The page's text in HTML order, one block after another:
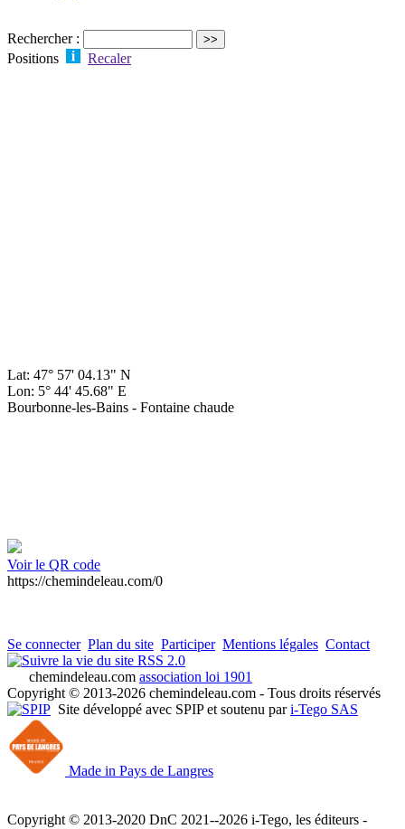
Rechercher :
Positions
Recaler
Lat: 47° 57' 04.13" N
Lon: 5° 44' 45.68" E
Bourbonne-les-Bains - Fontaine chaude
Voir le QR code
https://chemindeleau.com/0
Se connecter Plan du site Participer Mentions légales Contact
RSS 2.0
chemindeleau.com association loi 1901
Copyright © 2013-2026 chemindeleau.com - Tous droits réservés
Site développé avec SPIP et soutenu pari-Tego SAS
Made in Pays de Langres
Copyright © 2013-2020 DnC 2021--2026 i-Tego, les éditeurs -